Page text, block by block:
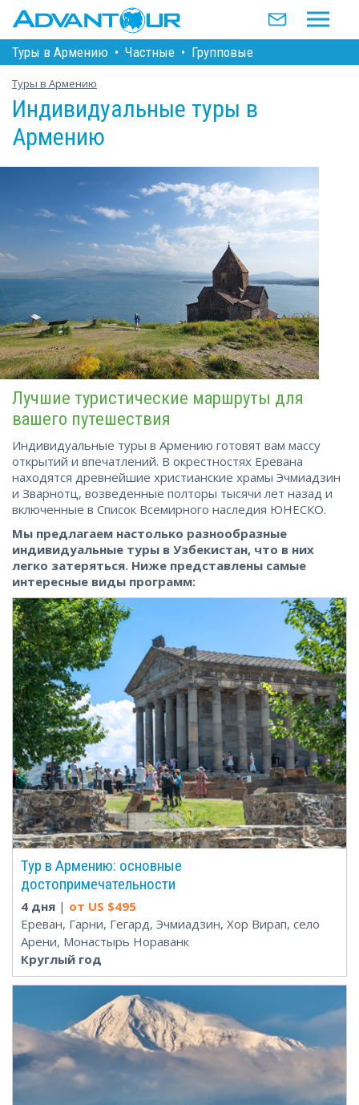
Туры в Армению • Частные • Групповые
Туры в Армению
Индивидуальные туры в
Армению
Лучшие туристические маршруты для
вашего путешествия
Индивидуальные туры в Армению готовят вам массу
открытий и впечатлений. В окрестностях Еревана
находятся древнейшие христианские храмы Эчмиадзин
и Зварнотц, возведенные полторы тысячи лет назад и
включенные в Список Всемирного наследия ЮНЕСКО.
Мы предлагаем настолько разнообразные
индивидуальные туры в Узбекистан, что в них
легко затеряться. Ниже представлены самые
интересные виды программ:
Тур в Армению: основные
достопримечательности
4 дня | от US $495
Ереван, Гарни, Гегард, Эчмиадзин, Хор Вирап, село
Арени, Монастырь Нораванк
Круглый год